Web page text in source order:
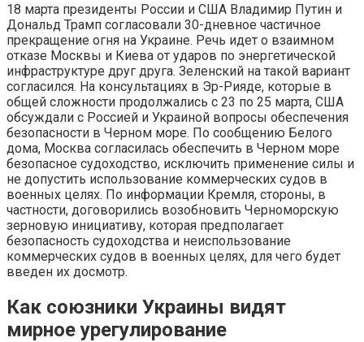
18 марта президенты России и США Владимир Путин и
Дональд Трамп согласовали 30-дневное частичное
прекращение огня на Украине. Речь идет о взаимном
отказе Москвы и Киева от ударов по энергетической
инфраструктуре друг друга. Зеленский на такой вариант
согласился. На консультациях в Эр-Рияде, которые в
общей сложности продолжались с 23 по 25 марта, США
обсуждали с Россией и Украиной вопросы обеспечения
безопасности в Черном море. По сообщению Белого
дома, Москва согласилась обеспечить в Черном море
безопасное судоходство, исключить применение силы и
не допустить использование коммерческих судов в
военных целях. По информации Кремля, стороны, в
частности, договорились возобновить Черноморскую
зерновую инициативу, которая предполагает
безопасность судоходства и неиспользование
коммерческих судов в военных целях, для чего будет
введен их досмотр.
Как союзники Украины видят
мирное урегулирование